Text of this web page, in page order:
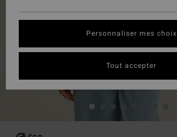
Personnaliser mes choix
Tout accepter